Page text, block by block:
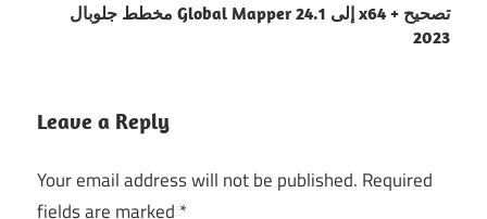
مخطط جلوبال Global Mapper 24.1 إلى x64 + تصحيح
2023
Leave a Reply
Your email address will not be published. Required
fields are marked *